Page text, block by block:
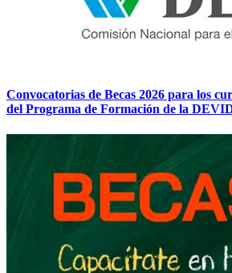
Convocatorias de Becas 2026 para los
del Programa de Formación de la